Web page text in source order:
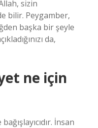
sizin
bilir. Peygamber,
başka bir şeyle
da,
ne için
İnsan